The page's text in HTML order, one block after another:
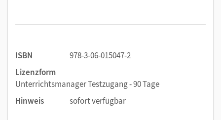
ISBN
978-3-06-015047-2
Lizenzform
Unterrichtsmanager Testzugang - 90 Tage
Hinweis
sofort verfügbar